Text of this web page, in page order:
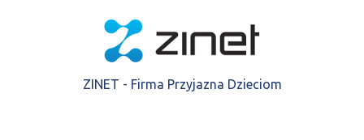
ZINET - Firma Przyjazna Dzieciom